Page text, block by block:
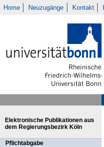
Home Neuzugänge Kontakt
Elektronische Publikationen aus
dem Regierungsbezirk Köln
Pflichtabgabe